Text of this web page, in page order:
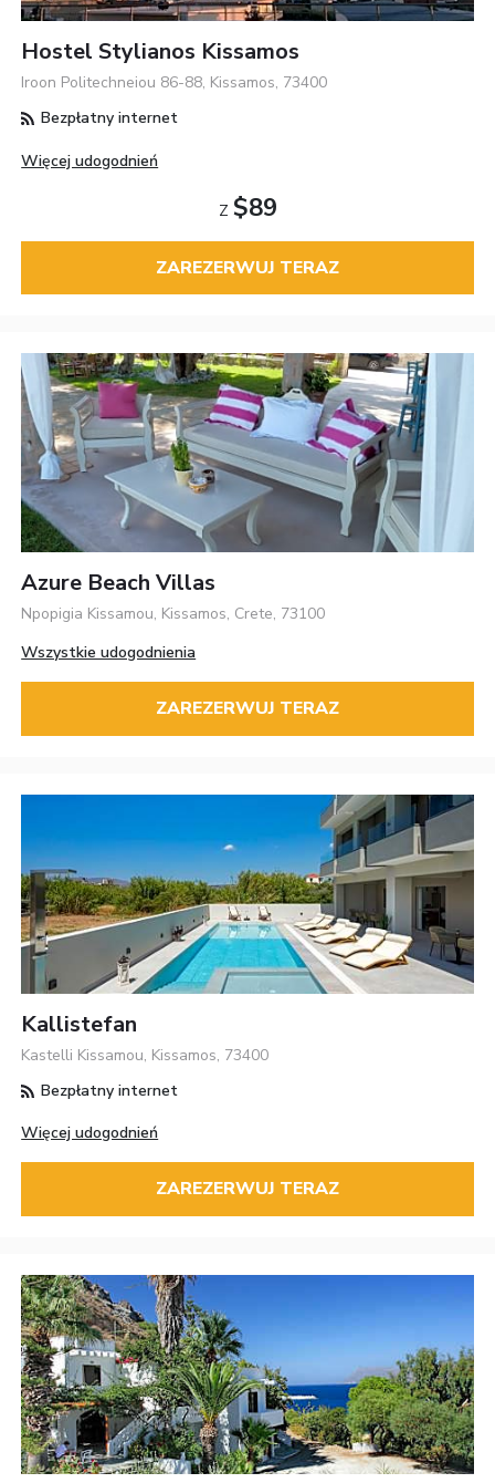
Hostel Stylianos Kissamos
Iroon Politechneiou 86-88, Kissamos, 73400
Bezpłatny internet
Więcej udogodnień
Z $89
ZAREZERWUJ TERAZ
Azure Beach Villas
Npopigia Kissamou, Kissamos, Crete, 73100
Wszystkie udogodnienia
ZAREZERWUJ TERAZ
Kallistefan
Kastelli Kissamou, Kissamos, 73400
Bezpłatny internet
Więcej udogodnień
ZAREZERWUJ TERAZ